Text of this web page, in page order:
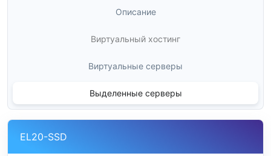
Описание
Виртуальный хостинг
Виртуальные серверы
Выделенные серверы
EL20-SSD